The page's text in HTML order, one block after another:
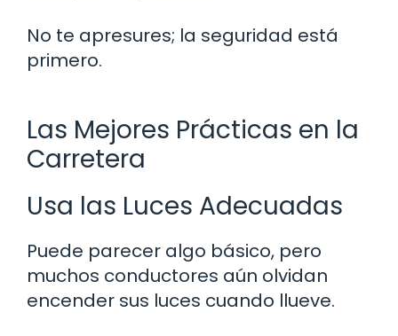
No te apresures; la seguridad está
primero.
Las Mejores Prácticas en la
Carretera
Usa las Luces Adecuadas
Puede parecer algo básico, pero
muchos conductores aún olvidan
encender sus luces cuando llueve.